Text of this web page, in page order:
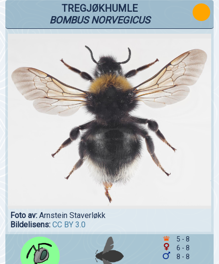
TREGJØKHUMLE
BOMBUS NORVEGICUS
Foto av: Arnstein Staverløkk
Bildelisens: CC BY 3.0
5 - 8
6 - 8
8 - 8